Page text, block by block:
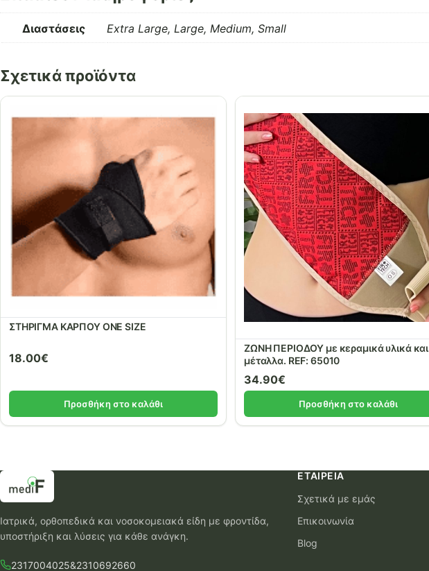
Διαστάσεις Extra Large, Large, Medium, Small
Σχετικά προϊόντα
ΣΤΗΡΙΓΜΑ ΚΑΡΠΟΥ ONE SIZE
18.00€
Προσθήκη στο καλάθι
ΖΩΝΗ ΠΕΡΙΟΔΟΥ με κεραμικά υλικά και
μέταλλα. REF: 65010
34.90€
Προσθήκη στο καλάθι
Ιατρικά, ορθοπεδικά και νοσοκομειακά είδη με φροντίδα,
υποστήριξη και λύσεις για κάθε ανάγκη.
2317004025&2310692660
ΕΤΑΙΡΕΊΑ
Σχετικά με εμάς
Επικοινωνία
Blog